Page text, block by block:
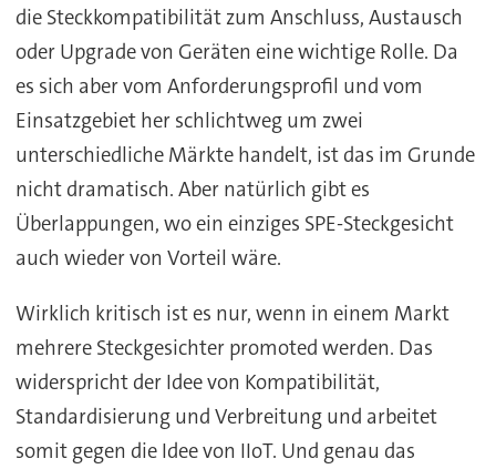
die Steckkompatibilität zum Anschluss, Austausch
oder Upgrade von Geräten eine wichtige Rolle. Da
es sich aber vom Anforderungsprofil und vom
Einsatzgebiet her schlichtweg um zwei
unterschiedliche Märkte handelt, ist das im Grunde
nicht dramatisch. Aber natürlich gibt es
Überlappungen, wo ein einziges SPE-Steckgesicht
auch wieder von Vorteil wäre.
Wirklich kritisch ist es nur, wenn in einem Markt
mehrere Steckgesichter promoted werden. Das
widerspricht der Idee von Kompatibilität,
Standardisierung und Verbreitung und arbeitet
somit gegen die Idee von IIoT. Und genau das